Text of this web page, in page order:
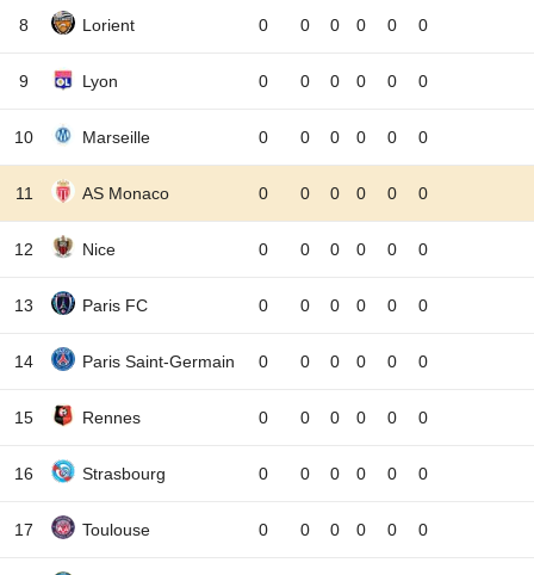
8 Lorient 0 0 0 0 0 0
9 Lyon 0 0 0 0 0 0
10 Marseille 0 0 0 0 0 0
11 AS Monaco 0 0 0 0 0 0
12 Nice 0 0 0 0 0 0
13 Paris FC 0 0 0 0 0 0
14 Paris Saint-Germain 0 0 0 0 0 0
15 Rennes 0 0 0 0 0 0
16 Strasbourg 0 0 0 0 0 0
17 Toulouse 0 0 0 0 0 0